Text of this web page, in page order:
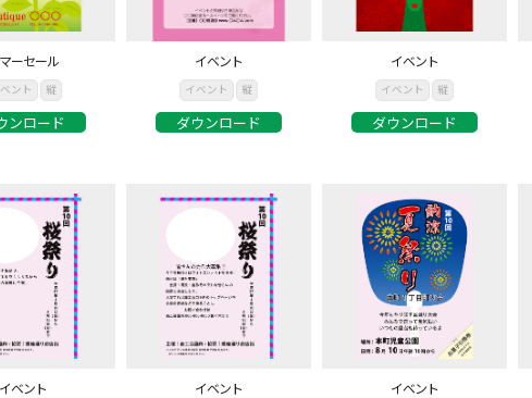
ーセール
ント 縦
ンロード
イベント
イベント 縦
ダウンロード
イベント
イベント 縦
ダウンロード
イベント イベント イベント